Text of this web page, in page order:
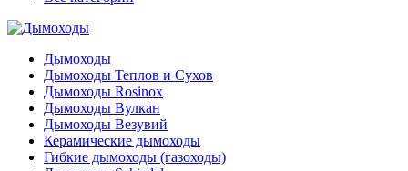
Дымоходы
Дымоходы Теплов и Сухов
Дымоходы Rosinox
Дымоходы Вулкан
Дымоходы Везувий
Керамические дымоходы
Гибкие дымоходы (газоходы)